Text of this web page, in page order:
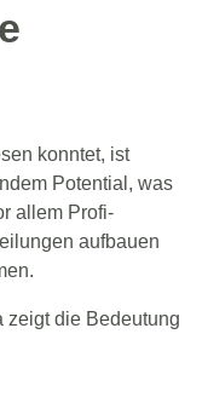
konntet, ist
Potential, was
allem Profi-
aufbauen
zeigt die Bedeutung